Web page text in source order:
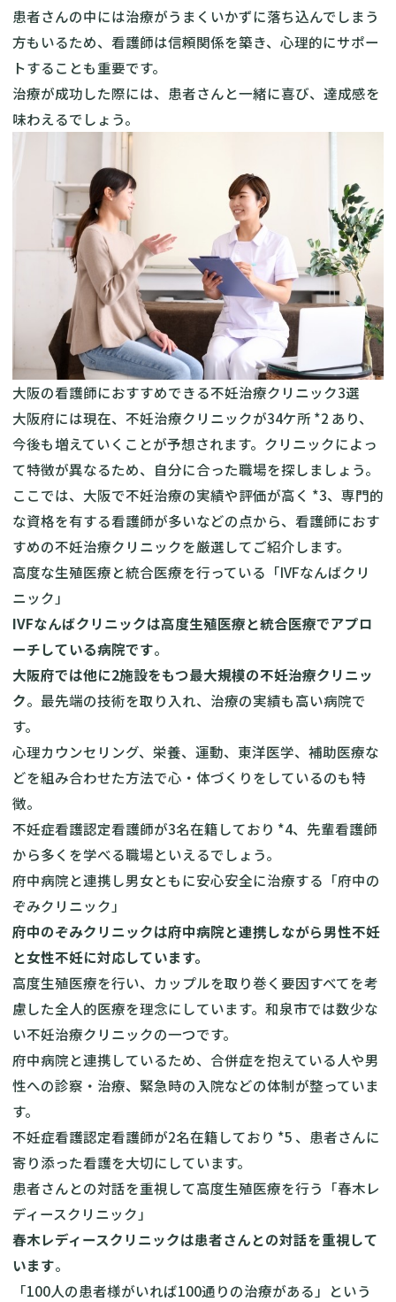
患者さんの中には治療がうまくいかずに落ち込んでしまう
方もいるため、看護師は信頼関係を築き、心理的にサポー
トすることも重要です。
治療が成功した際には、患者さんと一緒に喜び、達成感を
味わえるでしょう。
大阪の看護師におすすめできる不妊治療クリニック3選
大阪府には現在、不妊治療クリニックが34ケ所 *2 あり、
今後も増えていくことが予想されます。クリニックによっ
て特徴が異なるため、自分に合った職場を探しましょう。
ここでは、大阪で不妊治療の実績や評価が高く *3、専門的
な資格を有する看護師が多いなどの点から、看護師におす
すめの不妊治療クリニックを厳選してご紹介します。
高度な生殖医療と統合医療を行っている「IVFなんばクリ
ニック」
IVFなんばクリニックは高度生殖医療と統合医療でアプロ
ーチしている病院です。
大阪府では他に2施設をもつ最大規模の不妊治療クリニッ
ク。最先端の技術を取り入れ、治療の実績も高い病院で
す。
心理カウンセリング、栄養、運動、東洋医学、補助医療な
どを組み合わせた方法で心・体づくりをしているのも特
徴。
不妊症看護認定看護師が3名在籍しており *4、先輩看護師
から多くを学べる職場といえるでしょう。
府中病院と連携し男女ともに安心安全に治療する「府中の
ぞみクリニック」
府中のぞみクリニックは府中病院と連携しながら男性不妊
と女性不妊に対応しています。
高度生殖医療を行い、カップルを取り巻く要因すべてを考
慮した全人的医療を理念にしています。和泉市では数少な
い不妊治療クリニックの一つです。
府中病院と連携しているため、合併症を抱えている人や男
性への診察・治療、緊急時の入院などの体制が整っていま
す。
不妊症看護認定看護師が2名在籍しており *5 、患者さんに
寄り添った看護を大切にしています。
患者さんとの対話を重視して高度生殖医療を行う「春木レ
ディースクリニック」
春木レディースクリニックは患者さんとの対話を重視して
います。
「100人の患者様がいれば100通りの治療がある」という